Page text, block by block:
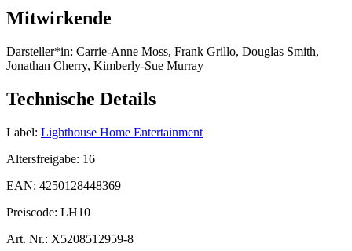
Mitwirkende
Darsteller*in: Carrie-Anne Moss, Frank Grillo, Douglas Smith,
Jonathan Cherry, Kimberly-Sue Murray
Technische Details
Label: Lighthouse Home Entertainment
Altersfreigabe: 16
EAN: 4250128448369
Preiscode: LH10
Art. Nr.: X5208512959-8